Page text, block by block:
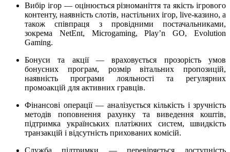
Вибір ігор — оцінюється різноманіття та якість ігрового
контенту, наявність слотів, настільних ігор, live-казино, а
також співпраця з провідними постачальниками,
зокрема NetEnt, Microgaming, Play’n GO, Evolution
Gaming.
Бонуси та акції — враховується прозорість умов
бонусних програм, розмір вітальних пропозицій,
наявність програми лояльності та регулярних
промоакцій для активних гравців.
Фінансові операції — аналізується кількість і зручність
методів поповнення рахунку та виведення коштів,
підтримка українських платіжних систем, швидкість
транзакцій і відсутність прихованих комісій.
Служба підтримки — перевіряється доступність